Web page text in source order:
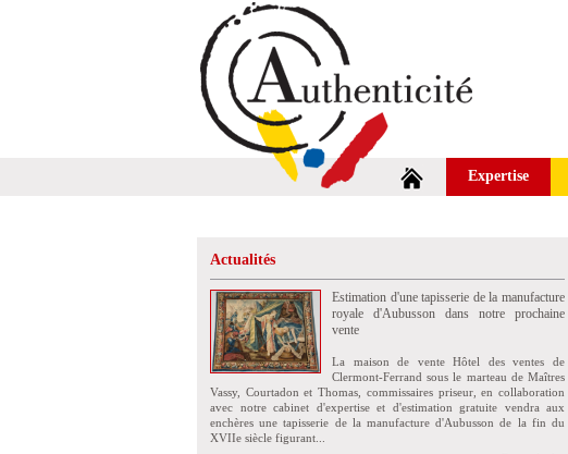
Expertise
Actualités
Estimation d'une tapisserie de la manufacture
royale d'Aubusson dans notre prochaine
vente
La maison de vente Hôtel des ventes de
Clermont-Ferrand sous le marteau de Maîtres
Vassy, Courtadon et Thomas, commissaires priseur, en collaboration
avec notre cabinet d'expertise et d'estimation gratuite vendra aux
enchères une tapisserie de la manufacture d'Aubusson de la fin du
XVIIe siècle figurant...